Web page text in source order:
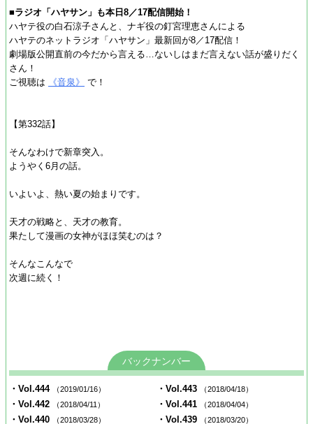
■ラジオ「ハヤサン」も本日8／17配信開始！
ハヤテ役の白石涼子さんと、ナギ役の釘宮理恵さんによる
ハヤテのネットラジオ「ハヤサン」最新回が8／17配信！
劇場版公開直前の今だから言える…ないしはまだ言えない話が盛りだく
さん！
ご視聴は
《音泉》 で！
【第332話】
そんなわけで新章突入。
ようやく6月の話。
いよいよ、熱い夏の始まりです。
天才の戦略と、天才の教育。
果たして漫画の女神がほほ笑むのは？
そんなこんなで
次週に続く！
バックナンバー
・Vol.444 （2019/01/16） ・Vol.443 （2018/04/18）
・Vol.442 （2018/04/11） ・Vol.441 （2018/04/04）
・Vol.440 （2018/03/28） ・Vol.439 （2018/03/20）